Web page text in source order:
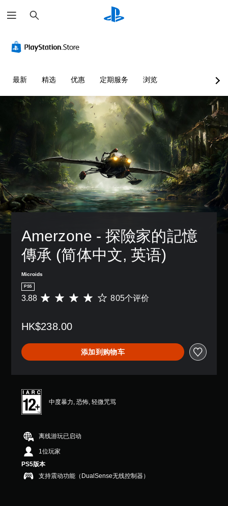
索
最新 精选 优惠 定期服务 浏览
Amerzone - 探險家的記憶
傳承 (简体中文, 英语)
Microids
PS5
平
价
.
8
（
满
分
星
，
8
0
5
3.88 805个评价
HK$238.00
添加到购物车
中度暴力, 恐怖, 轻微咒骂
离线游玩已启动
1位玩家
PS5版本
支持震动功能（DualSense无线控制器）